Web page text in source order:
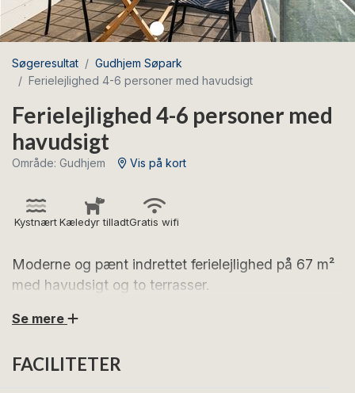
Søgeresultat
Gudhjem Søpark
Ferielejlighed 4-6 personer med havudsigt
Ferielejlighed 4-6 personer med
havudsigt
Område: Gudhjem Vis på kort
KystnærtKæledyr tilladtGratis wifi
Moderne og pænt indrettet ferielejlighed på 67 m²
med havudsigt og to terrasser.
Glæd dig til skønne feriedage i denne rummelige og
og to terrasser, så du har god mulighed for sol en stor
Se mere
FACILITETER